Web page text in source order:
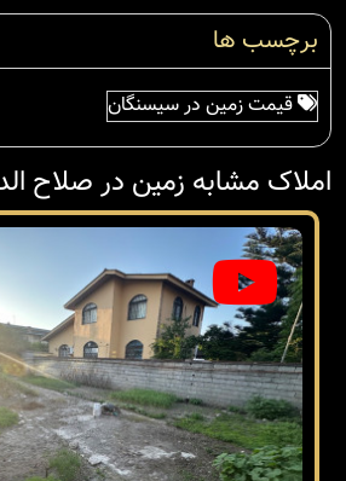
برچسب ها
قیمت زمین در سیسنگان
املاک مشابه زمین در صلاح